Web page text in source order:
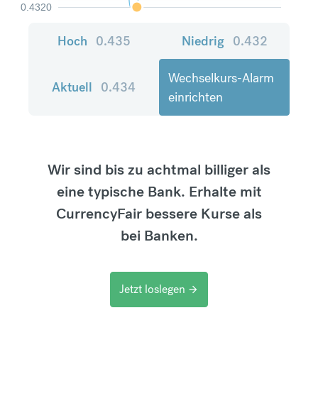
0.4320
Hoch 0.435 Niedrig 0.432
Aktuell 0.434
Wechselkurs-Alarm
einrichten
Wir sind bis zu achtmal billiger als
eine typische Bank. Erhalte mit
CurrencyFair bessere Kurse als
bei Banken.
Jetzt loslegen arrow_forward